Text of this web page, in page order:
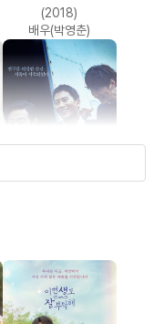
(2018)
배우(박영춘)
배우(미수)